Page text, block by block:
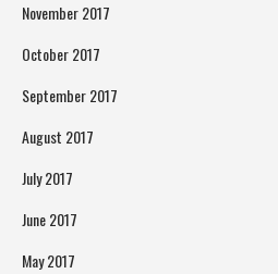
November 2017
October 2017
September 2017
August 2017
July 2017
June 2017
May 2017